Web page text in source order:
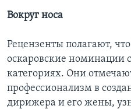
Вокруг носа
Рецензенты полагают,
оскаровские номинации
категориях. Они
профессионализм в
дирижера и его жены,